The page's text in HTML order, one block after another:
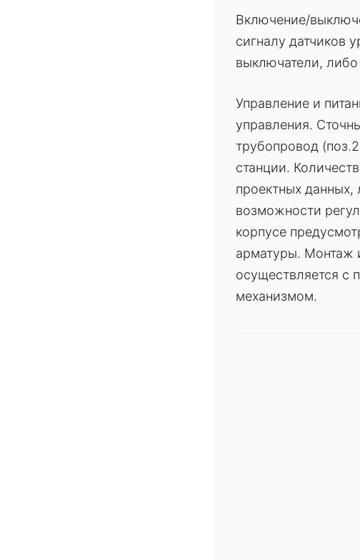
Включение/
сигналу датчиков
выключатели, либо
Управление и
управления.
трубопровод
станции.
проектных данных,
возможности
корпусе
арматуры. Монтаж
осуществляется
механизмом.